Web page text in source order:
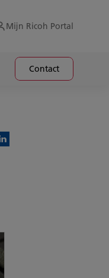
Mijn Ricoh Portal
Contact